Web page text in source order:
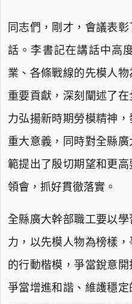
同志們，剛才，會議表
話。李書記在講話中高
業、各條戰線的先模人
重要貢獻，深刻闡述了
力弘揚新時期勞模精神
重大意義，同時對全縣
範提出了殷切期望和更
領會，抓好貫徹落實。
全縣廣大幹部職工要以
力，以先模人物為榜樣
的行動楷模，爭當銳意
爭當增進和諧、維護穩